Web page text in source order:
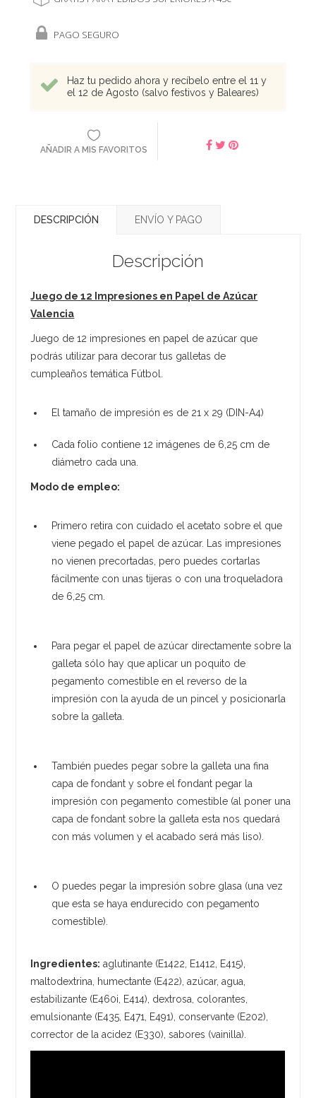
PAGO SEGURO
Haz tu pedido ahora y recíbelo entre el 11 y
el 12 de Agosto (salvo festivos y Baleares)
AÑADIR A MIS FAVORITOS
DESCRIPCIÓN ENVÍO Y PAGO
Descripción
Juego de 12 Impresiones en Papel de Azúcar
Valencia
Juego de 12 impresiones en papel de azúcar que
podrás utilizar para decorar tus galletas de
cumpleaños temática Fútbol.
El tamaño de impresión es de 21 x 29 (DIN-A4)
Cada folio contiene 12 imágenes de 6,25 cm de
diámetro cada una.
Modo de empleo:
Primero retira con cuidado el acetato sobre el que
viene pegado el papel de azúcar. Las impresiones
no vienen precortadas, pero puedes cortarlas
fácilmente con unas tijeras o con una troqueladora
de 6,25 cm.
Para pegar el papel de azúcar directamente sobre la
galleta sólo hay que aplicar un poquito de
pegamento comestible en el reverso de la
impresión con la ayuda de un pincel y posicionarla
sobre la galleta.
También puedes pegar sobre la galleta una fina
capa de fondant y sobre el fondant pegar la
impresión con pegamento comestible (al poner una
capa de fondant sobre la galleta esta nos quedará
con más volumen y el acabado será más liso).
O puedes pegar la impresión sobre glasa (una vez
que esta se haya endurecido con pegamento
comestible).
Ingredientes: aglutinante (E1422, E1412, E415),
maltodextrina, humectante (E422), azúcar, agua,
estabilizante (E460i, E414), dextrosa, colorantes,
emulsionante (E435, E471, E491), conservante (E202),
corrector de la acidez (E330), sabores (vainilla).